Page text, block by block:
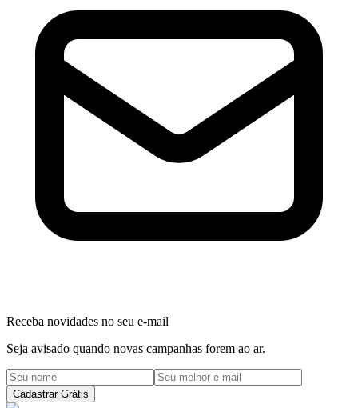
Receba novidades no seu e-mail
Seja avisado quando novas campanhas forem ao ar.
Cadastrar Grátis